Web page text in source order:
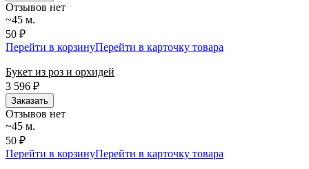
Отзывов нет
~45 м.
50 ₽
Перейти в корзинуПерейти в карточку товара
Букет из роз и орхидей
3 596 ₽
Заказать
Отзывов нет
~45 м.
50 ₽
Перейти в корзинуПерейти в карточку товара